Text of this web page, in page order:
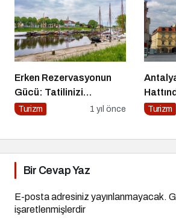
Erken Rezervasyonun
Gücü: Tatilinizi
Planlayın, Avantajları
Turizm 1 yıl önce Turizm
Bir Cevap Yaz
E-posta adresiniz yayınlanmayacak.
işaretlenmişlerdir